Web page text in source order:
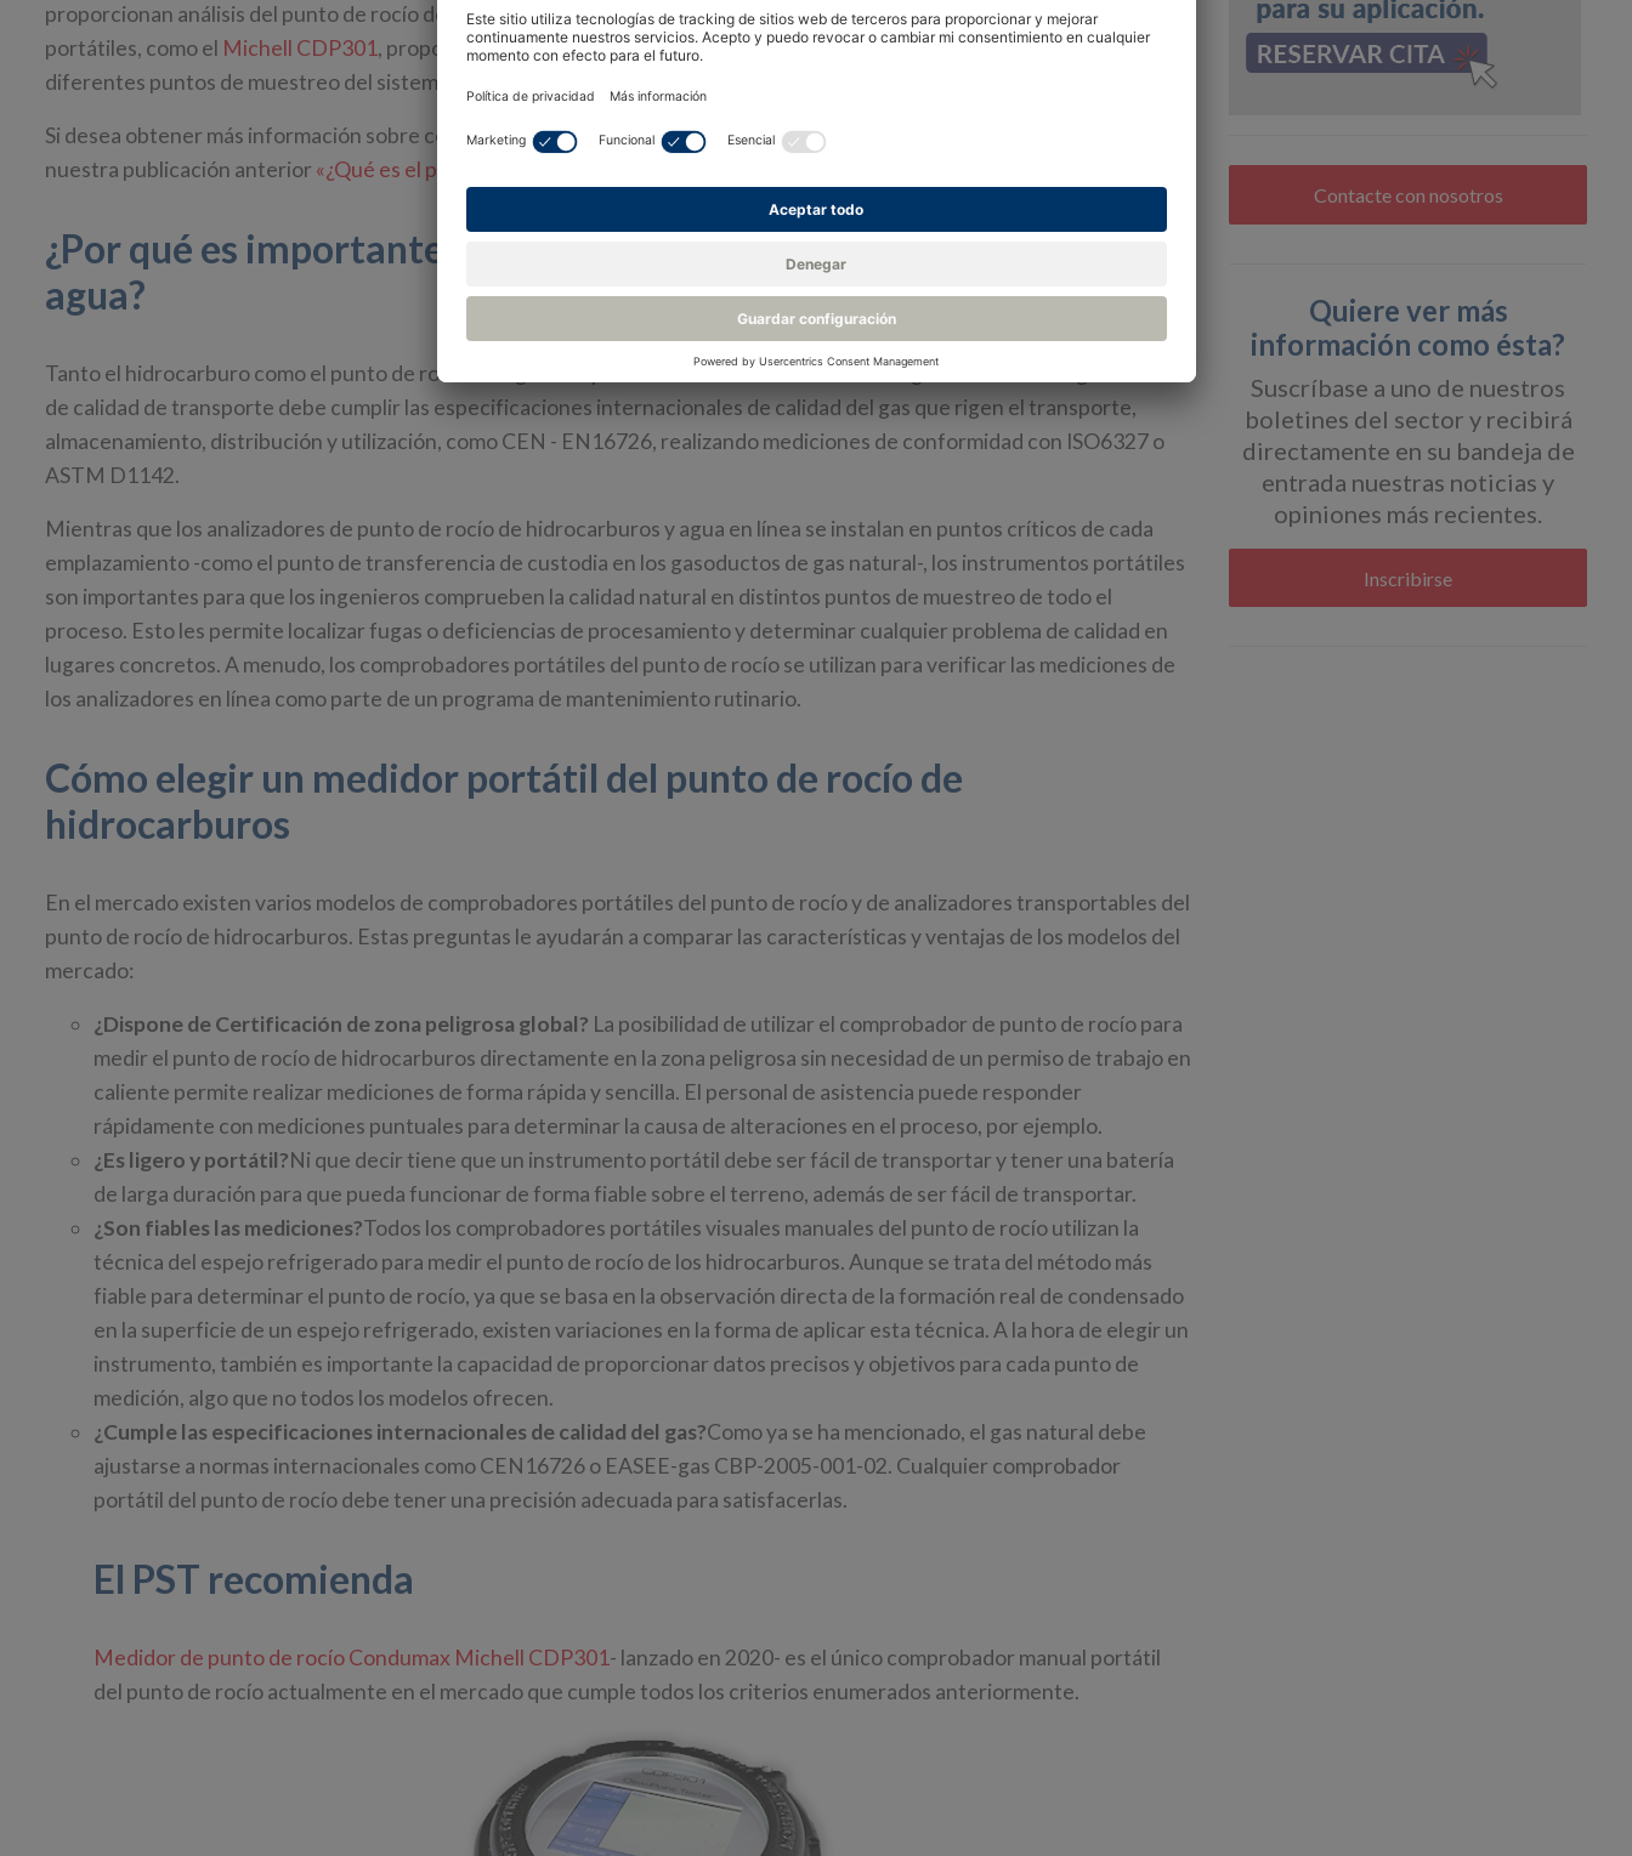
proporcionan análisis del punto de rocío del agua al mismo tiempo. Por el contrario, los medidores de punto de rocío
portátiles, como el Michell CDP301, proporcionan pruebas rápidas y sencillas para el HCDP y el punto de rocío del agua en
diferentes puntos de muestreo del sistema.
Si desea obtener más información sobre cómo se calcula el punto de rocío de los hidrocarburos en una mezcla de gases, lea
nuestra publicación anterior «¿Qué es el punto de rocío de los hidrocarburos?»
¿Por qué es importante medir el punto de rocío de hidrocarburos y
agua?
Tanto el hidrocarburo como el punto de rocío del agua son parámetros críticos de calidad del gas natural. Todo gas natural
de calidad de transporte debe cumplir las especificaciones internacionales de calidad del gas que rigen el transporte,
almacenamiento, distribución y utilización, como CEN - EN16726, realizando mediciones de conformidad con ISO6327 o
ASTM D1142.
Mientras que los analizadores de punto de rocío de hidrocarburos y agua en línea se instalan en puntos críticos de cada
emplazamiento -como el punto de transferencia de custodia en los gasoductos de gas natural-, los instrumentos portátiles
son importantes para que los ingenieros comprueben la calidad natural en distintos puntos de muestreo de todo el
proceso. Esto les permite localizar fugas o deficiencias de procesamiento y determinar cualquier problema de calidad en
lugares concretos. A menudo, los comprobadores portátiles del punto de rocío se utilizan para verificar las mediciones de
los analizadores en línea como parte de un programa de mantenimiento rutinario.
Cómo elegir un medidor portátil del punto de rocío de
hidrocarburos
En el mercado existen varios modelos de comprobadores portátiles del punto de rocío y de analizadores transportables del
punto de rocío de hidrocarburos. Estas preguntas le ayudarán a comparar las características y ventajas de los modelos del
mercado:
¿Dispone de Certificación de zona peligrosa global? La posibilidad de utilizar el comprobador de punto de rocío para
medir el punto de rocío de hidrocarburos directamente en la zona peligrosa sin necesidad de un permiso de trabajo en
caliente permite realizar mediciones de forma rápida y sencilla. El personal de asistencia puede responder
rápidamente con mediciones puntuales para determinar la causa de alteraciones en el proceso, por ejemplo.
¿Es ligero y portátil?Ni que decir tiene que un instrumento portátil debe ser fácil de transportar y tener una batería
de larga duración para que pueda funcionar de forma fiable sobre el terreno, además de ser fácil de transportar.
¿Son fiables las mediciones?Todos los comprobadores portátiles visuales manuales del punto de rocío utilizan la
técnica del espejo refrigerado para medir el punto de rocío de los hidrocarburos. Aunque se trata del método más
fiable para determinar el punto de rocío, ya que se basa en la observación directa de la formación real de condensado
en la superficie de un espejo refrigerado, existen variaciones en la forma de aplicar esta técnica. A la hora de elegir un
instrumento, también es importante la capacidad de proporcionar datos precisos y objetivos para cada punto de
medición, algo que no todos los modelos ofrecen.
¿Cumple las especificaciones internacionales de calidad del gas?Como ya se ha mencionado, el gas natural debe
ajustarse a normas internacionales como CEN16726 o EASEE-gas CBP-2005-001-02. Cualquier comprobador
portátil del punto de rocío debe tener una precisión adecuada para satisfacerlas.
El PST recomienda
Medidor de punto de rocío Condumax Michell CDP301- lanzado en 2020- es el único comprobador manual portátil
del punto de rocío actualmente en el mercado que cumple todos los criterios enumerados anteriormente.
Contacte con nosotros
Quiere ver más
información como ésta?
Suscríbase a uno de nuestros
boletines del sector y recibirá
directamente en su bandeja de
entrada nuestras noticias y
opiniones más recientes.
Inscribirse